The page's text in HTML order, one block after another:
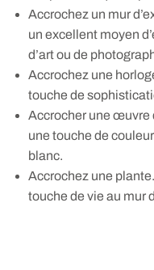
Accrochez un mur
un excellent moyen
d’art ou de
Accrochez une
touche de
Accrocher une œuvre
une touche de
blanc.
Accrochez une
touche de vie au mur